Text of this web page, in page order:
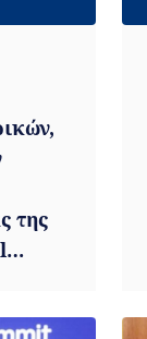
της